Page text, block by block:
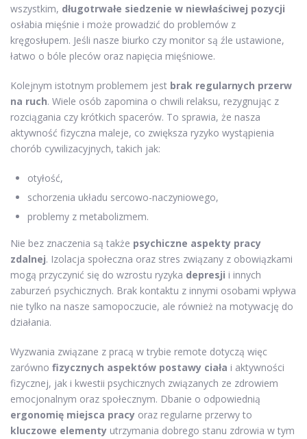
wszystkim, długotrwałe siedzenie w niewłaściwej pozycji
osłabia mięśnie i może prowadzić do problemów z
kręgosłupem. Jeśli nasze biurko czy monitor są źle ustawione,
łatwo o bóle pleców oraz napięcia mięśniowe.
Kolejnym istotnym problemem jest brak regularnych przerw
na ruch. Wiele osób zapomina o chwili relaksu, rezygnując z
rozciągania czy krótkich spacerów. To sprawia, że nasza
aktywność fizyczna maleje, co zwiększa ryzyko wystąpienia
chorób cywilizacyjnych, takich jak:
otyłość,
schorzenia układu sercowo-naczyniowego,
problemy z metabolizmem.
Nie bez znaczenia są także psychiczne aspekty pracy
zdalnej. Izolacja społeczna oraz stres związany z obowiązkami
mogą przyczynić się do wzrostu ryzyka depresji i innych
zaburzeń psychicznych. Brak kontaktu z innymi osobami wpływa
nie tylko na nasze samopoczucie, ale również na motywację do
działania.
Wyzwania związane z pracą w trybie remote dotyczą więc
zarówno fizycznych aspektów postawy ciała i aktywności
fizycznej, jak i kwestii psychicznych związanych ze zdrowiem
emocjonalnym oraz społecznym. Dbanie o odpowiednią
ergonomię miejsca pracy oraz regularne przerwy to
kluczowe elementy utrzymania dobrego stanu zdrowia w tym